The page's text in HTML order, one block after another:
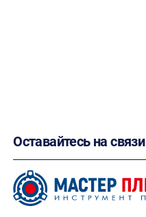
Оставайтесь на связи